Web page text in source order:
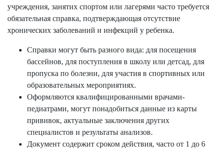
учреждения, занятих спортом или лагерями часто требуется
обязательная справка, подтверждающая отсутствие
хронических заболеваний и инфекций у ребенка.
Справки могут быть разного вида: для посещения
бассейнов, для поступления в школу или детсад, для
пропуска по болезни, для участия в спортивных или
образовательных мероприятиях.
Оформляются квалифицированными врачами-
педиатрами, могут понадобиться данные из карты
прививок, актуальные заключения других
специалистов и результаты анализов.
Документ содержит сроком действия, часто от 1 до 6